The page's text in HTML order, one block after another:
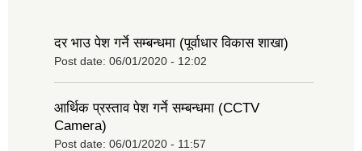
दर भाउ पेश गर्ने सम्बन्धमा (पूर्वाधार विकास शाखा)
Post date: 06/01/2020 - 12:02
आर्थिक प्रस्ताव पेश गर्ने सम्बन्धमा (CCTV
Camera)
Post date: 06/01/2020 - 11:57